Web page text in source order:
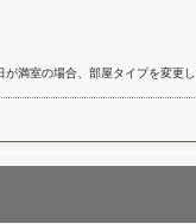
満室の場合、部屋タイプを変更し